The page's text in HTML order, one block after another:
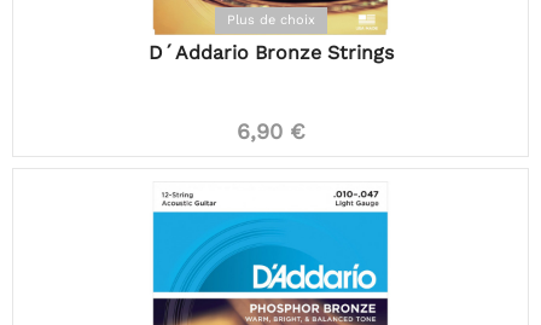
Plus de choix
D´Addario Bronze Strings
6,90 €